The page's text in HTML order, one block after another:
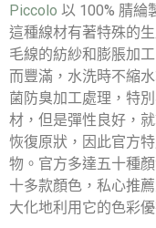
Piccolo 以 100% 腈綸
這種線材有著特殊的
毛線的紡紗和膨脹加
而豐滿，水洗時不縮
菌防臭加工處理，特
材，但是彈性良好，
恢復原狀，因此官方
物。官方多達五十種
十多款顏色，私心推
大化地利用它的色彩優